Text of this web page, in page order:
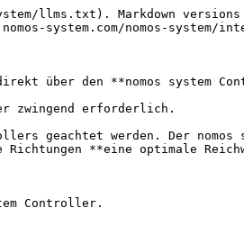
llms.txt). Markdown
system.com/nomos-system/
über den **nomos system
zwingend erforderlich.
geachtet werden. Der nomos
**eine optimale
Controller.